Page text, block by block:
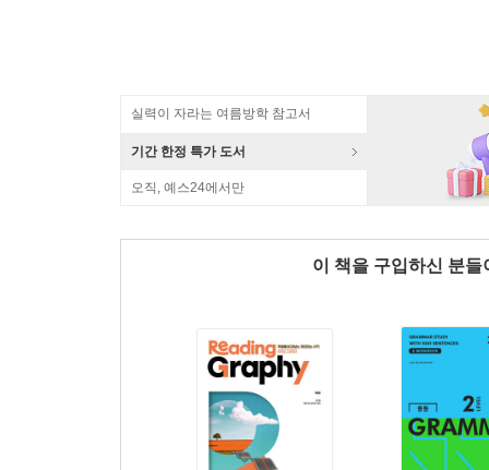
실력이 자라는 여름방학 참고서
기간 한정 특가 도서
오직, 예스24에서만
이 책을 구입하신 분